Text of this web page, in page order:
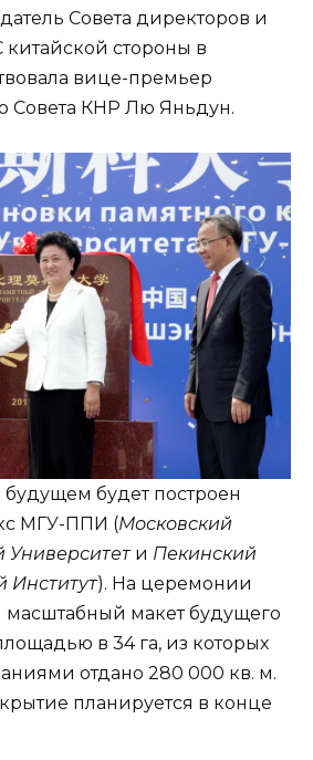
Совета директоров и
стороны в
вице-премьер
Совета КНР Лю Яньдун.
будет построен
МГУ-ППИ (Московский
Университети Пекинский
Институт). На церемонии
масштабный макет будущего
в 34 га, из которых
отдано 280 000 кв. м.
планируется в конце